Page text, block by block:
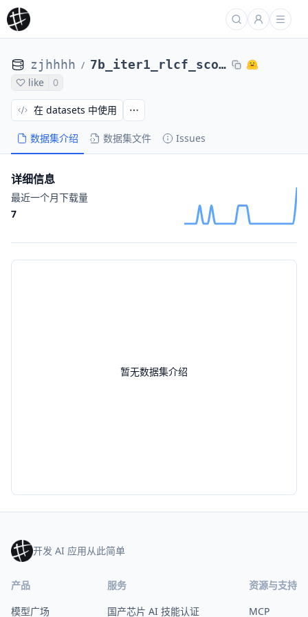
zjhhhh / 7b_iter1_rlcf_scores_36
like 0
数据集介绍 数据集文件 Issues
在 datasets 中使用
暂无数据集介绍
详细信息
最近一个月下载量
7
开发 AI 应用从此简单
产品
模型广场
服务
国产芯片 AI 技能认证
资源与支持
MCP